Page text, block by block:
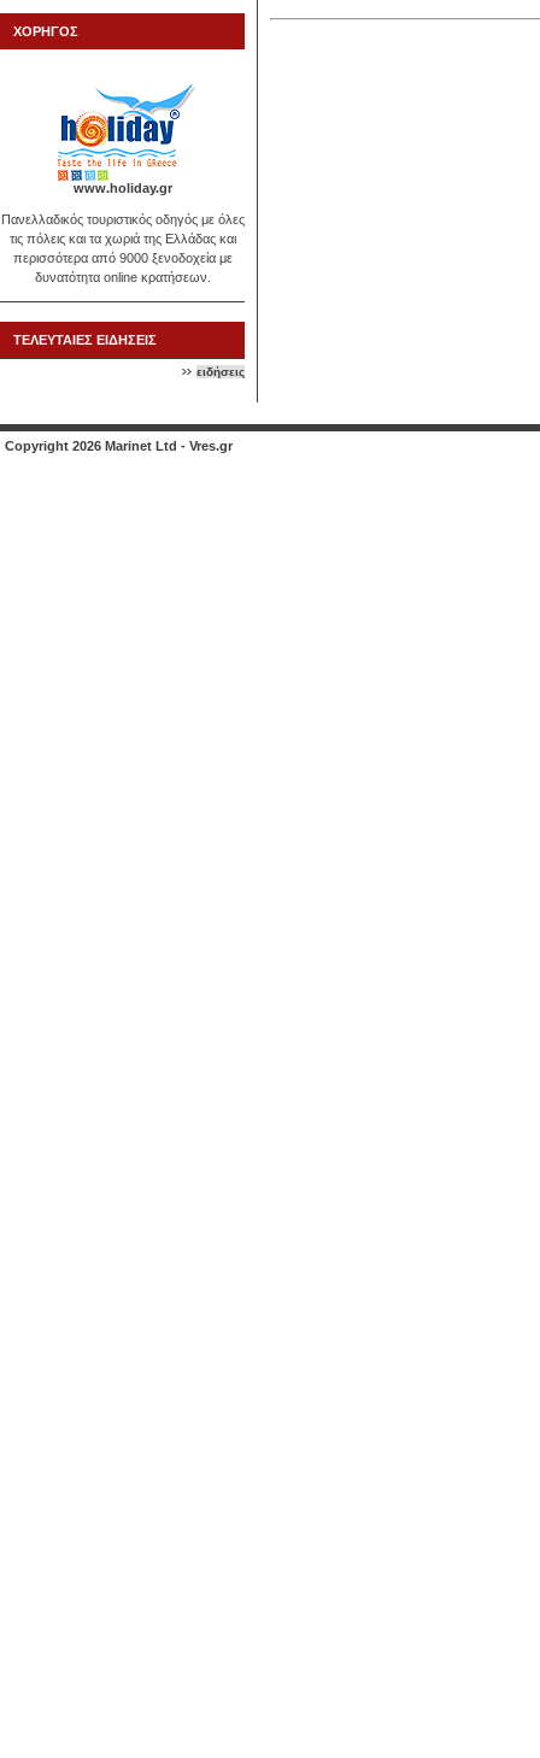
ΧΟΡΗΓΟΣ
www.holiday.gr
Πανελλαδικός τουριστικός οδηγός με όλες
τις πόλεις και τα χωριά της Ελλάδας και
περισσότερα από 9000 ξενοδοχεία με
δυνατότητα online κρατήσεων.
ΤΕΛΕΥΤΑΙΕΣ ΕΙΔΗΣΕΙΣ
ειδήσεις
Copyright 2026 Marinet Ltd - Vres.gr